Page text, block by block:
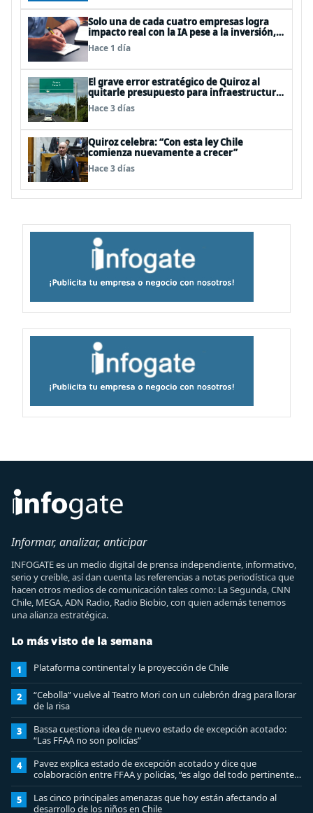
Solo una de cada cuatro empresas logra
impacto real con la IA pese a la inversión,
según el Foro Económico Mundial
Hace 1 día
El grave error estratégico de Quiroz al
quitarle presupuesto para infraestructura
vial del Biobío
Hace 3 días
Quiroz celebra: “Con esta ley Chile
comienza nuevamente a crecer”
Hace 3 días
Informar, analizar, anticipar
INFOGATE es un medio digital de prensa independiente, informativo,
serio y creíble, así dan cuenta las referencias a notas periodística que
hacen otros medios de comunicación tales como: La Segunda, CNN
Chile, MEGA, ADN Radio, Radio Biobio, con quien además tenemos
una alianza estratégica.
Lo más visto de la semana
1 Plataforma continental y la proyección de Chile
2
“Cebolla” vuelve al Teatro Mori con un culebrón drag para llorar
de la risa
3
Bassa cuestiona idea de nuevo estado de excepción acotado:
“Las FFAA no son policías”
4
Pavez explica estado de excepción acotado y dice que
colaboración entre FFAA y policías, “es algo del todo pertinente
analizar”
5
Las cinco principales amenazas que hoy están afectando al
desarrollo de los niños en Chile